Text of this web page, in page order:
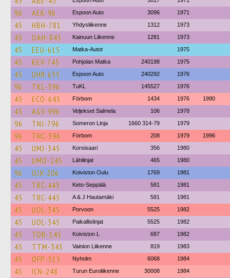
96 AEK-96 Espoon Auto 3096 1971
45 HBH-781 Yhdysliikenne 1312 1973
45 OAH-845 Kainuun Liikenne 1281 1973
45 EEU-615 Matka-Autot 1975
45 KEV-745 Pohjolan Matka 240198 1975
45 UHR-635 Espoon Auto 240292 1976
96 TKL-396 TuKL 145527 1976
45 ECO-645 Förbom 1434 1976 1990
45 AGV-996 Veljekset Salmela 106 1978
96 TNJ-796 Someron Linja 1660 314-79 1979
96 TNC-396 Förbom 208 1979 1996
45 UMJ-345 Korsisaari 356 1980
45 UMO-245 Lähilinjat 465 1980
96 OJX-206 Koiviston Oulu 1769 1981
45 TRC-445 Keto-Seppälä 581 1981
45 TRC-445 A & J Hautamäki 581 1981
45 UOL-345 Porvoon 5525 1982
45 UOL-345 Paikallislinjat 5525 1982
45 TOB-145 Koiviston L 687 1982
45 TTM-345 Vainion Liikenne 819 1983
45 OFP-515 Nyholm 6068 1984
45 ICN-248 Turun Euroliikenne 30008 1984